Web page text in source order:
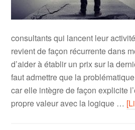
consultants qui lancent leur
revient de façon récurrente dans
d’aider à établir un prix sur la
faut admettre que la
car elle intègre de façon explicite
propre valeur avec la logique …